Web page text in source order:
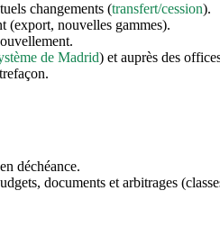
changements (transfert/cession).
(export, nouvelles gammes).
de Madrid) et auprès des
déchéance.
documents et arbitrages